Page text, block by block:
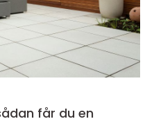
får du en